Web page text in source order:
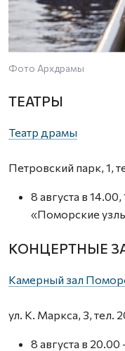
Фото Архдрамы
ТЕАТРЫ
Театр драмы
Петровский парк, 1,
8 августа в
«Поморские
КОНЦЕРТНЫЕ
Камерный зал
ул. К. Маркса, 3, тел.
8 августа в 20.00